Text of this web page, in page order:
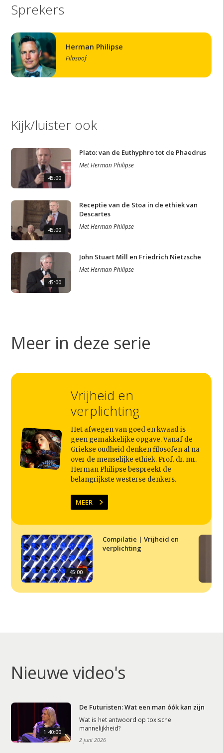
Agenda
Video
Podcast
Artikelen
Contact
Sprekers
Herman Philipse
Filosoof
Kijk/luister ook
45:00
Plato: van de Euthyphro tot de Phaedrus
MetHerman Philipse
45:00
Receptie van de Stoa in de ethiek van
Descartes
MetHerman Philipse
45:00
John Stuart Mill en Friedrich Nietzsche
MetHerman Philipse
Meer in deze serie
Vrijheid en
verplichting
Het afwegen van goed en kwaad is
geen gemakkelijke opgave. Vanaf de
Griekse oudheid denken filosofen al na
over de menselijke ethiek. Prof. dr. mr.
Herman Philipse bespreekt de
belangrijkste westerse denkers.
MEER
45:00
Compilatie | Vrijheid en
verplichting
Nieuwe video's
1:40:00
De Futuristen: Wat een man óók kan zijn
Wat is het antwoord op toxische
mannelijkheid?
2 juni 2026